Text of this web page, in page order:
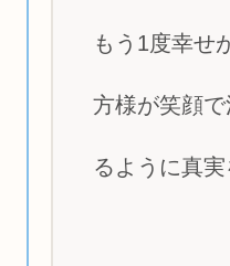
もう1度幸せ
方様が笑顔
るように真